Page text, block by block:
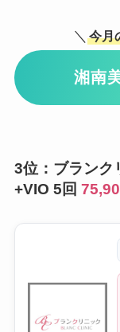
＼ 今月
湘南
3位：ブランク
+VIO 5回